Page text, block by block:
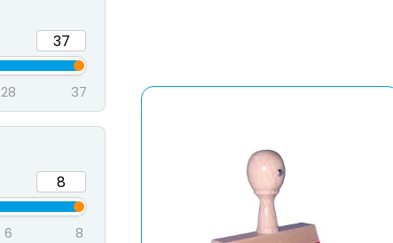
28 37
6 8